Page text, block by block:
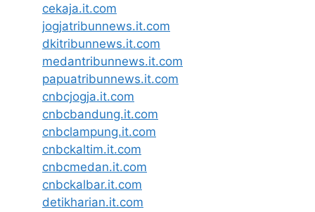
cekaja.it.com
jogjatribunnews.it.com
dkitribunnews.it.com
medantribunnews.it.com
papuatribunnews.it.com
cnbcjogja.it.com
cnbcbandung.it.com
cnbclampung.it.com
cnbckaltim.it.com
cnbcmedan.it.com
cnbckalbar.it.com
detikharian.it.com